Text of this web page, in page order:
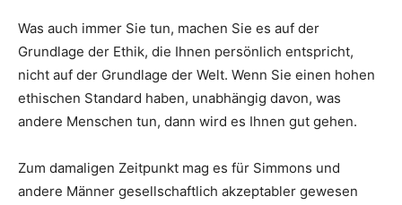
Was auch immer Sie tun, machen Sie es auf der
Grundlage der Ethik, die Ihnen persönlich entspricht,
nicht auf der Grundlage der Welt. Wenn Sie einen hohen
ethischen Standard haben, unabhängig davon, was
andere Menschen tun, dann wird es Ihnen gut gehen.
Zum damaligen Zeitpunkt mag es für Simmons und
andere Männer gesellschaftlich akzeptabler gewesen